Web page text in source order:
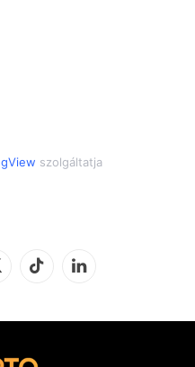
szolgáltatja
TikTok LinkedIn